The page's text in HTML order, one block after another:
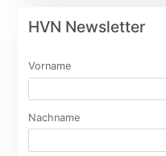
HVN Newsletter
Vorname
Nachname